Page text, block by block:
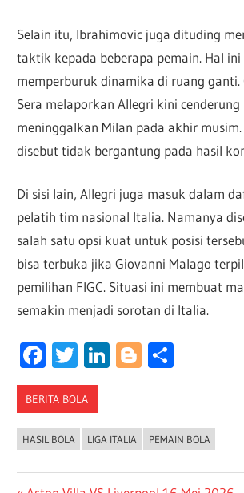
Selain itu, Ibrahimovic juga dituding
taktik kepada beberapa pemain. Hal
memperburuk dinamika di ruang ganti.
Sera melaporkan Allegri kini
meninggalkan Milan pada akhir
disebut tidak bergantung pada hasil
Di sisi lain, Allegri juga masuk dalam
pelatih tim nasional Italia. Namanya
salah satu opsi kuat untuk posisi
bisa terbuka jika Giovanni Malago
pemilihan FIGC. Situasi ini membuat
semakin menjadi sorotan di Italia.
Facebook
Twitter
LinkedIn
Blogger
BERITA BOLA
HASIL BOLA LIGA ITALIA PEMAIN BOLA